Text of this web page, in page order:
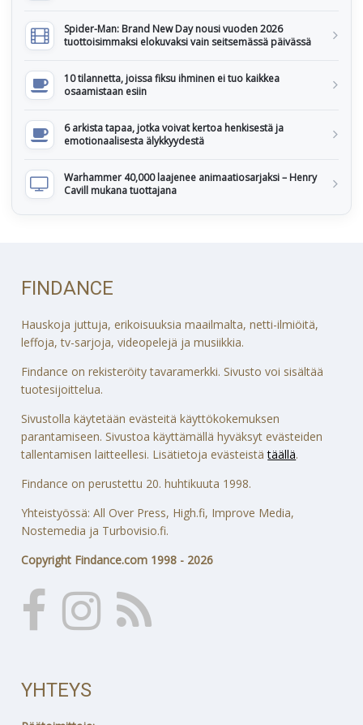
Spider-Man: Brand New Day nousi vuoden 2026
tuottoisimmaksi elokuvaksi vain seitsemässä päivässä
10 tilannetta, joissa fiksu ihminen ei tuo kaikkea
osaamistaan esiin
6 arkista tapaa, jotka voivat kertoa henkisestä ja
emotionaalisesta älykkyydestä
Warhammer 40,000 laajenee animaatiosarjaksi – Henry
Cavill mukana tuottajana
FINDANCE
Hauskoja juttuja, erikoisuuksia maailmalta, netti-ilmiöitä,
leffoja, tv-sarjoja, videopelejä ja musiikkia.
Findance on rekisteröity tavaramerkki. Sivusto voi sisältää
tuotesijoittelua.
Sivustolla käytetään evästeitä käyttökokemuksen
parantamiseen. Sivustoa käyttämällä hyväksyt evästeiden
tallentamisen laitteellesi. Lisätietoja evästeistätäällä.
Findance on perustettu 20. huhtikuuta 1998.
Yhteistyössä: All Over Press, High.fi, Improve Media,
Nostemedia ja Turbovisio.fi.
Copyright Findance.com 1998 - 2026
YHTEYS